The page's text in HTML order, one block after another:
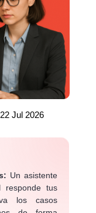
Jul 2026
Un asistente
responde tus
los casos